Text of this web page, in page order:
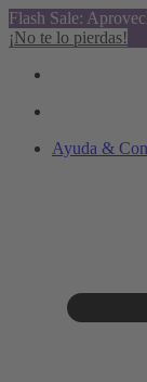
Flash Sale:
¡No te lo pierdas!
Ayuda &